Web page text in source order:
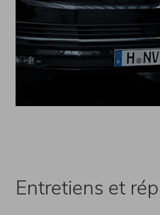
Entretiens et